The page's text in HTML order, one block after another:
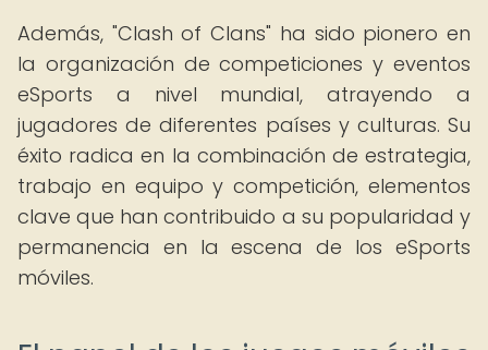
Además, "Clash of Clans" ha sido pionero en
la organización de competiciones y eventos
eSports a nivel mundial, atrayendo a
jugadores de diferentes países y culturas. Su
éxito radica en la combinación de estrategia,
trabajo en equipo y competición, elementos
clave que han contribuido a su popularidad y
permanencia en la escena de los eSports
móviles.